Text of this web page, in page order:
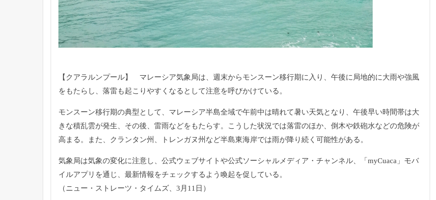
【クアラルンプール】 マレーシア気象局は、週末からモンスーン移行期に入り、 午後に局地的に大雨や強風
をもたらし、 落雷も起こりやすくなるとして注意を呼びかけている。
モンスーン移行期の典型として、 マレーシア半島全域で午前中は晴れて暑い天気となり、 午後早い時間帯は大
きな積乱雲が発生、その後、 雷雨などをもたらす。こうした状況では落雷のほか、 倒木や鉄砲水などの危険が
高まる。また、クランタン州、
トレンガヌ州など半島東海岸では雨が降り続く可能性がある。
気象局は気象の変化に注意し、 公式ウェブサイトや公式ソーシャルメディア・チャンネル、「 myCuaca」モバ
イルアプリを通じ、 最新情報をチェックするよう喚起を促している。
（ニュー・ストレーツ・タイムズ、3月11日）